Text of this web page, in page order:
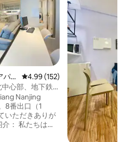
ー
レビュー152件、5つ星中4.99つ
4.99 (152)
心部、地下鉄
Nanjing
8番出口（1
いただきありが
： 私たちはフ
つの部屋、2つ